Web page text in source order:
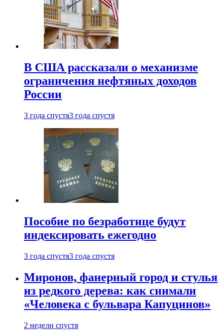
В США рассказали о механизме
ограничения нефтяных доходов
России
3 года спустя3 года спустя
Пособие по безработице будут
индексировать ежегодно
3 года спустя3 года спустя
Миронов, фанерный город и стулья
из редкого дерева: как снимали
«Человека с бульвара Капуцинов»
2 недели спустя